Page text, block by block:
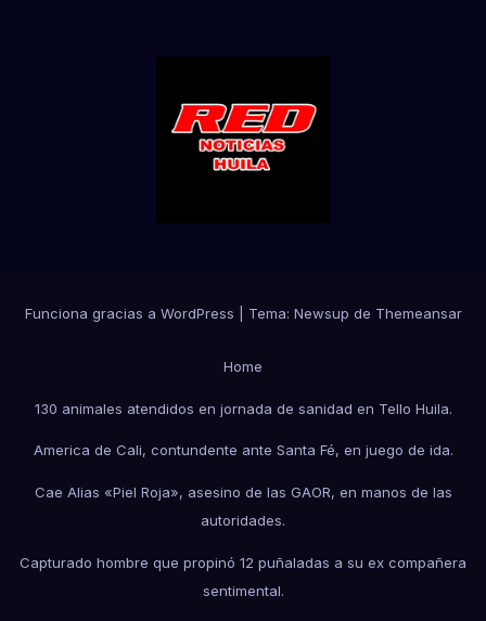
Funciona gracias a WordPress Tema: Newsup de Themeansar
Home
130 animales atendidos en jornada de sanidad en Tello Huila.
America de Cali, contundente ante Santa Fé, en juego de ida.
Cae Alias «Piel Roja», asesino de las GAOR, en manos de las
autoridades.
Capturado hombre que propinó 12 puñaladas a su ex compañera
sentimental.